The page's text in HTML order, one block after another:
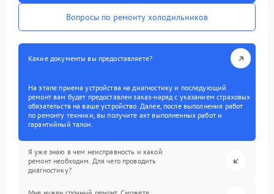
Вопросы по ремонту холодильников
Какие документы вы предоставляете?
На этапе приема устройства на диагностику и последующий
ремонт вам будет предоставлен заказ-наряд с указанием страховых
обязательств на ваше устройство. Далее, после выполнения работ
по ремонту техники, вы получите акт выполненных работ и
гарантийный талон.
Я уже знаю в чем неисправность и какой
ремонт необходим. Для чего проводить
диагностику?